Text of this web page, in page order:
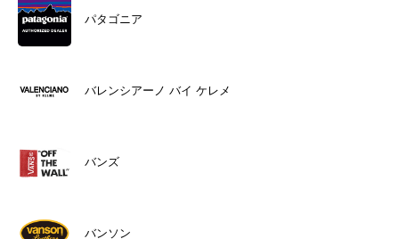
パタゴニア
バレンシアーノ バイ ケレメ
バンズ
バンソン